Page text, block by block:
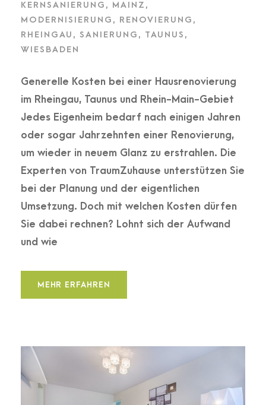
KERNSANIERUNG , MAINZ ,
MODERNISIERUNG , RENOVIERUNG ,
RHEINGAU , SANIERUNG , TAUNUS ,
WIESBADEN
Generelle Kosten bei einer Hausrenovierung
im Rheingau, Taunus und Rhein-Main-Gebiet
Jedes Eigenheim bedarf nach einigen Jahren
oder sogar Jahrzehnten einer Renovierung,
um wieder in neuem Glanz zu erstrahlen. Die
Experten von TraumZuhause unterstützen Sie
bei der Planung und der eigentlichen
Umsetzung. Doch mit welchen Kosten dürfen
Sie dabei rechnen? Lohnt sich der Aufwand
und wie
MEHR ERFAHREN